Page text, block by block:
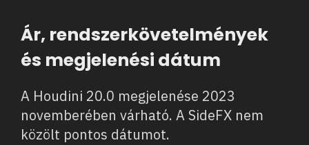
Ár, rendszerkövetelmények
és megjelenési dátum
A Houdini 20.0 megjelenése 2023
novemberében várható. A SideFX nem
közölt pontos dátumot.